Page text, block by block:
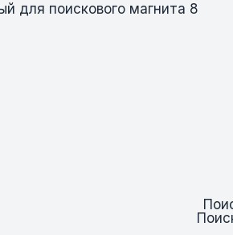
для поискового магнита 8